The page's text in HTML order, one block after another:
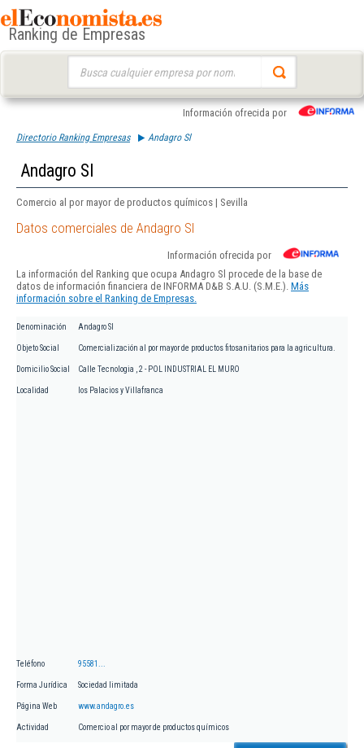
Ranking de Empresas
Información ofrecida por
Directorio Ranking Empresas Andagro Sl
Andagro Sl
Comercio al por mayor de productos químicos | Sevilla
Datos comerciales de Andagro Sl
Información ofrecida por
La información del Ranking que ocupa Andagro Sl procede de la base de
datos de información financiera de INFORMA D&B S.A.U. (S.M.E.). Más
información sobre el Ranking de Empresas.
Denominación Andagro Sl
Objeto Social Comercialización al por mayor de productos fitosanitarios para la agricultura.
Domicilio Social Calle Tecnologia , 2 - POL INDUSTRIAL EL MURO
Localidad los Palacios y Villafranca
Teléfono 95581...
Forma Jurídica Sociedad limitada
Página Web www.andagro.es
Actividad Comercio al por mayor de productos químicos